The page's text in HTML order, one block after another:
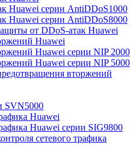
Huawei серии AntiDDoS1000
Huawei серии AntiDDoS8000
от DDoS-атак Huawei
Huawei
Huawei серии NIP 2000
Huawei серии NIP 5000
вторжений
SVN5000
Huawei
Huawei серии SIG9800
сетевого трафика